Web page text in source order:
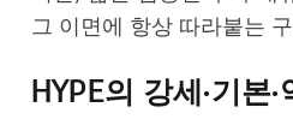
그 이면에 항상 따라붙는
HYPE의 강세·기본